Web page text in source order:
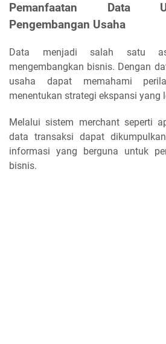
Pemanfaatan Data
Pengembangan Usaha
Data menjadi salah satu
mengembangkan bisnis. Dengan
usaha dapat memahami
menentukan strategi ekspansi yang
Melalui sistem merchant seperti
data transaksi dapat
informasi yang berguna untuk
bisnis.